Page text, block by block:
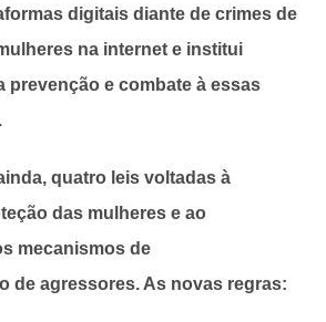
digitais diante de crimes de
na internet e institui
prevenção e combate à essas
quatro leis voltadas à
das mulheres e ao
mecanismos de
de agressores. As novas regras: